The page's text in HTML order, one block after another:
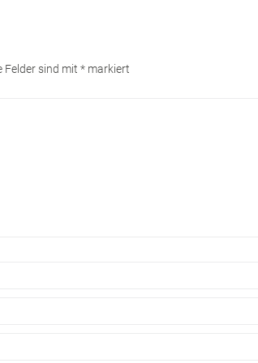
Felder sind mit * markiert